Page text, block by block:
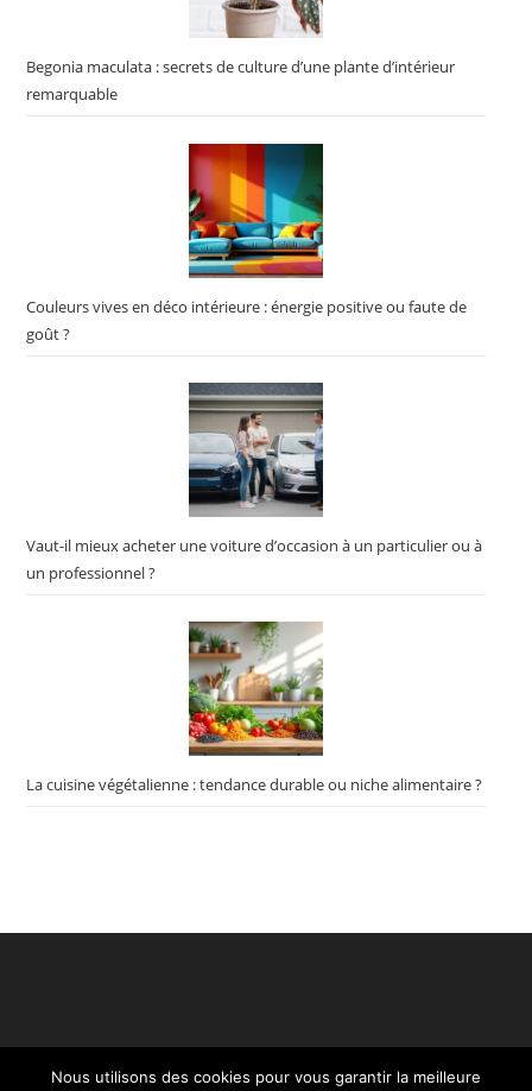
Begonia maculata : secrets de culture d’une plante d’intérieur
remarquable
Couleurs vives en déco intérieure : énergie positive ou faute de
goût ?
Vaut-il mieux acheter une voiture d’occasion à un particulier ou à
un professionnel ?
La cuisine végétalienne : tendance durable ou niche alimentaire ?
Nous utilisons des cookies pour vous garantir la meilleure